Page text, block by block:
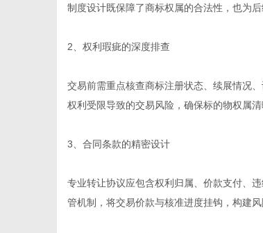
制度设计既保障了商标权属的合法性，也为后
2、权利瑕疵的深度排查
交易前需重点核查商标注册状态、续展情况
权利受限导致的交易风险，确保标的物权属清
3、合同条款的精密设计
专业转让协议应包含权利归属、价款支付、
管机制，将交易价款与核准进度挂钩，构建风